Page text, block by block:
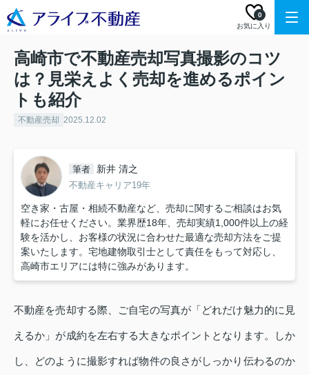
お気に入り
0
高崎市で不動産売却写真撮影のコツ
は？見栄えよく売却を進めるポイン
トも紹介
不動産売却 2025.12.02
筆者 新井 清之
不動産キャリア19年
空き家・古屋・相続不動産など、売却に関するご相談はお気
軽にお任せください。業界歴18年、売却実績1,000件以上の経
験を活かし、お客様の状況に合わせた最適な売却方法をご提
案いたします。宅地建物取引士として責任をもって対応し、
高崎市エリアには特に強みがあります。
不動産を売却する際、ご自宅の写真が「どれだけ魅力的に見
えるか」が成約を左右する大きなポイントとなります。しか
し、どのように撮影すれば物件の良さがしっかり伝わるのか